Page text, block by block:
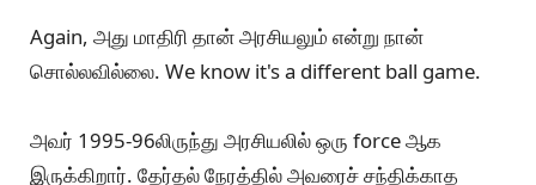
முடிகிறது.
காலத்தின் கையில். ரஜினியை for no reason degrade
செய்ய நிறையப் பேர் காத்திருக்கிறார்கள்.